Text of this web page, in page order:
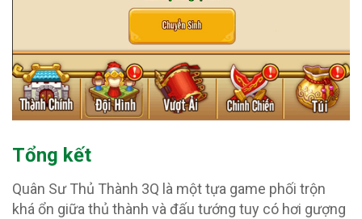
Tổng kết
Quân Sư Thủ Thành 3Q là một tựa game phối trộn
khá ổn giữa thủ thành và đấu tướng tuy có hơi gượng